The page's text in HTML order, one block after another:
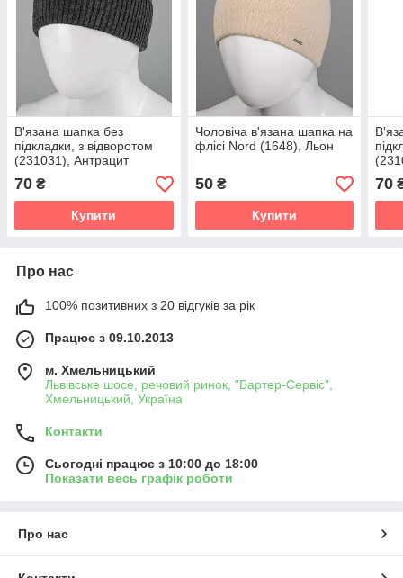
В'язана шапка без
підкладки, з відворотом
(231031), Антрацит
70 ₴
Купити
Чоловіча в'язана шапка на
флісі Nord (1648), Льон
50₴
Купити
70
Про нас
100% позитивних з 20 відгуків за рік
Працює з 09.10.2013
м. Хмельницький
Львівське шосе, речовий ринок, "Бартер-Сервіс",
Хмельницький, Україна
Контакти
Сьогодні працює з 10:00 до 18:00
Показати весь графік роботи
Про нас